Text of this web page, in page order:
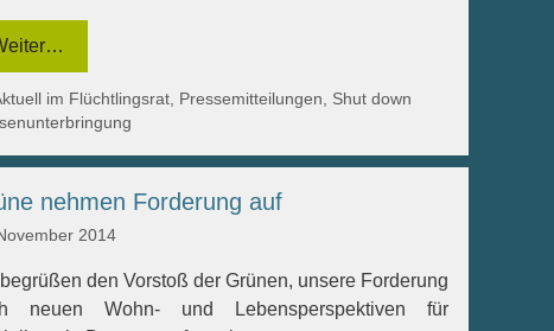
im Flüchtlingsrat, Pressemitteilungen, Shut down
nehmen Forderung auf
2014
den Vorstoß der Grünen, unsere Forderung
neuen Wohn- und Lebensperspektiven für